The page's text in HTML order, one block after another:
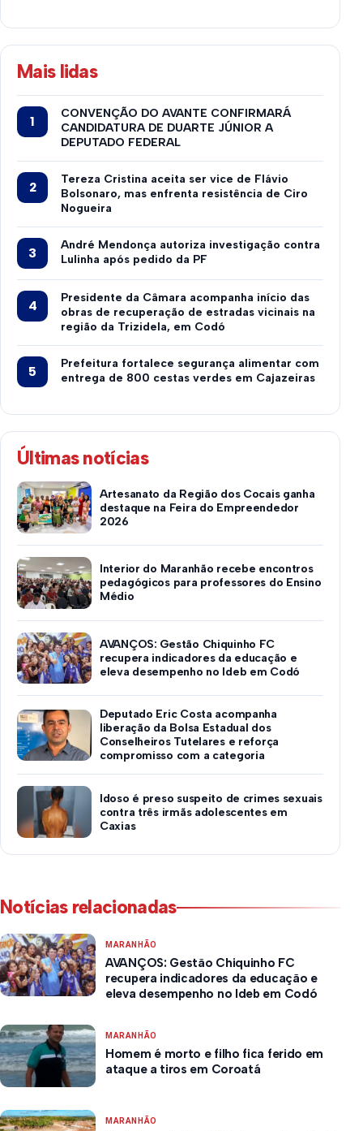
Mais lidas
CONVENÇÃO DO AVANTE CONFIRMARÁ
CANDIDATURA DE DUARTE JÚNIOR A
DEPUTADO FEDERAL
Tereza Cristina aceita ser vice de Flávio
Bolsonaro, mas enfrenta resistência de Ciro
Nogueira
André Mendonça autoriza investigação contra
Lulinha após pedido da PF
Presidente da Câmara acompanha início das
obras de recuperação de estradas vicinais na
região da Trizidela, em Codó
Prefeitura fortalece segurança alimentar com
entrega de 800 cestas verdes em Cajazeiras
Últimas notícias
Artesanato da Região dos Cocais ganha
destaque na Feira do Empreendedor
2026
Interior do Maranhão recebe encontros
pedagógicos para professores do Ensino
Médio
AVANÇOS: Gestão Chiquinho FC
recupera indicadores da educação e
eleva desempenho no Ideb em Codó
Deputado Eric Costa acompanha
liberação da Bolsa Estadual dos
Conselheiros Tutelares e reforça
compromisso com a categoria
Idoso é preso suspeito de crimes sexuais
contra três irmãs adolescentes em
Caxias
Notícias relacionadas
MARANHÃO
AVANÇOS: Gestão Chiquinho FC
recupera indicadores da educação e
eleva desempenho no Ideb em Codó
MARANHÃO
Homem é morto e filho fica ferido em
ataque a tiros em Coroatá
MARANHÃO